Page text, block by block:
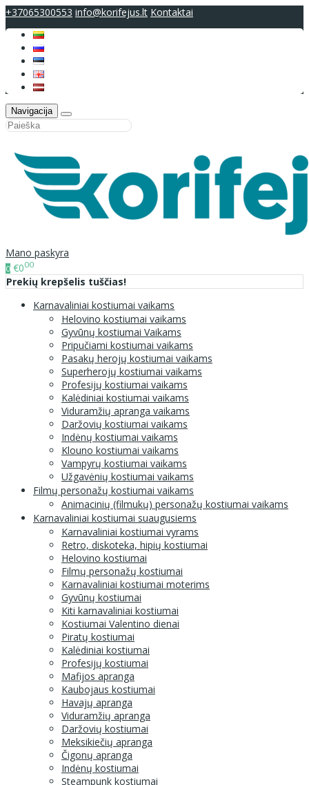
+37065300553 info@korifejus.lt Kontaktai
Navigacija
Mano paskyra
0 €000
Prekių krepšelis tuščias!
Karnavaliniai kostiumai vaikams
Helovino kostiumai vaikams
Gyvūnų kostiumai Vaikams
Pripučiami kostiumai vaikams
Pasakų herojų kostiumai vaikams
Superherojų kostiumai vaikams
Profesijų kostiumai vaikams
Kalėdiniai kostiumai vaikams
Viduramžių apranga vaikams
Daržovių kostiumai vaikams
Indėnų kostiumai vaikams
Klouno kostiumai vaikams
Vampyrų kostiumai vaikams
Užgavėnių kostiumai vaikams
Filmų personažų kostiumai vaikams
Animacinių (filmukų) personažų kostiumai vaikams
Karnavaliniai kostiumai suaugusiems
Karnavaliniai kostiumai vyrams
Retro, diskoteka, hipių kostiumai
Helovino kostiumai
Filmų personažų kostiumai
Karnavaliniai kostiumai moterims
Gyvūnų kostiumai
Kiti karnavaliniai kostiumai
Kostiumai Valentino dienai
Piratų kostiumai
Kalėdiniai kostiumai
Profesijų kostiumai
Mafijos apranga
Kaubojaus kostiumai
Havajų apranga
Viduramžių apranga
Daržovių kostiumai
Meksikiečių apranga
Čigonų apranga
Indėnų kostiumai
Steampunk kostiumai